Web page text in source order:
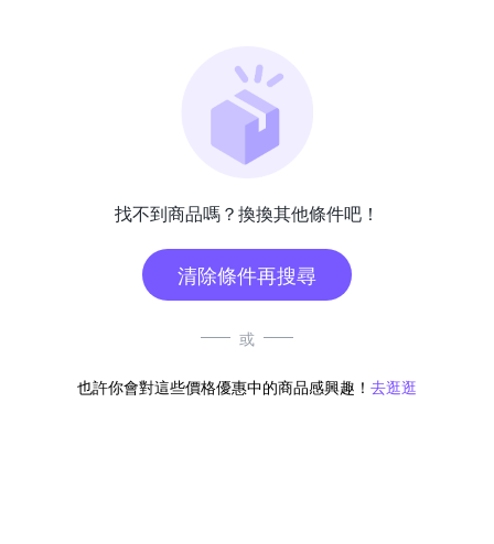
找不到商品嗎？換換其他條件吧！
清除條件再搜尋
或
也許你會對這些價格優惠中的商品感興趣！ 去逛逛